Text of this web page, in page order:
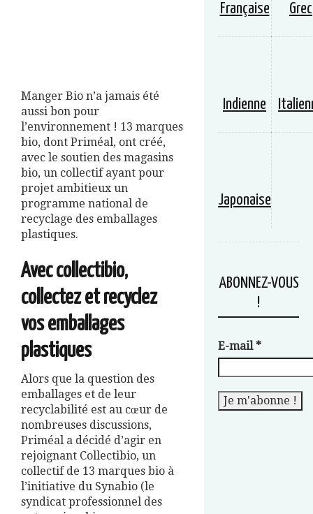
Manger Bio n’a jamais été
aussi bon pour
l’environnement ! 13 marques
bio, dont Priméal, ont créé,
avec le soutien des magasins
bio, un collectif ayant pour
projet ambitieux un
programme national de
recyclage des emballages
plastiques.
Avec collectibio,
collectez et recyclez
vos emballages
plastiques
Alors que la question des
emballages et de leur
recyclabilité est au cœur de
nombreuses discussions,
Priméal a décidé d’agir en
rejoignant Collectibio, un
collectif de 13 marques bio à
l’initiative du Synabio (le
syndicat professionnel des
Française Grec
Indienne
Japonaise
ABONNEZ-VOUS
!
E-mail*